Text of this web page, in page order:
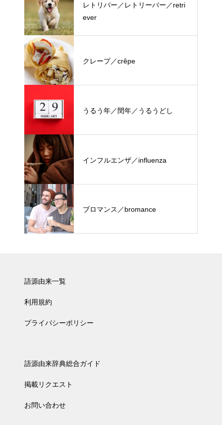
レトリバー／レトリーバー／retri
ever
クレープ／crêpe
うるう年／閏年／うるうどし
インフルエンザ／influenza
ブロマンス／bromance
語源由来一覧
利用規約
プライバシーポリシー
語源由来辞典総合ガイド
掲載リクエスト
お問い合わせ